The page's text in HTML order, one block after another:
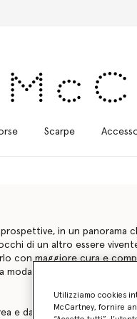
Scarpe
in un panorama
di un altro essere
con maggiore cura e
non abbiamo mai
e da diversi punti di vista,
Utilizziamo cookies
McCartney, fornire